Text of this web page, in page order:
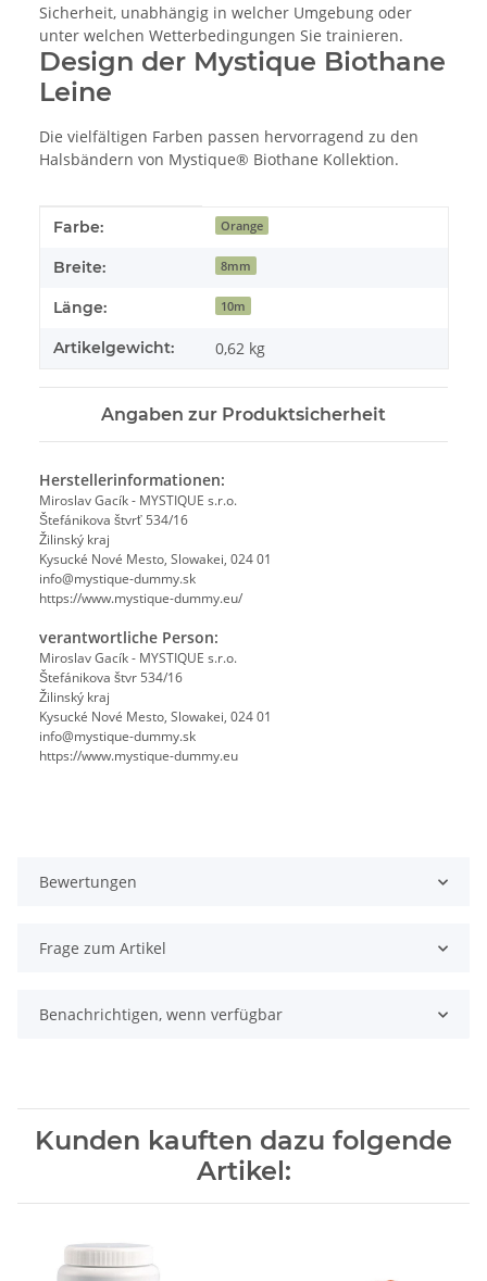
Sicherheit, unabhängig in welcher Umgebung oder
unter welchen Wetterbedingungen Sie trainieren.
Design der Mystique Biothane
Leine
Die vielfältigen Farben passen hervorragend zu den
Halsbändern von Mystique® Biothane Kollektion.
Produkteigenschaft
Wert
Farbe: Orange
Breite: 8mm
Länge: 10m
Artikelgewicht: 0,62 kg
Angaben zur Produktsicherheit
Herstellerinformationen:
Miroslav Gacík - MYSTIQUE s.r.o.
Štefánikova štvrť 534/16
Žilinský kraj
Kysucké Nové Mesto, Slowakei, 024 01
info@mystique-dummy.sk
https://www.mystique-dummy.eu/
verantwortliche Person:
Miroslav Gacík - MYSTIQUE s.r.o.
Štefánikova štvr 534/16
Žilinský kraj
Kysucké Nové Mesto, Slowakei, 024 01
info@mystique-dummy.sk
https://www.mystique-dummy.eu
Bewertungen
Frage zum Artikel
Benachrichtigen, wenn verfügbar
Kunden kauften dazu folgende
Artikel: